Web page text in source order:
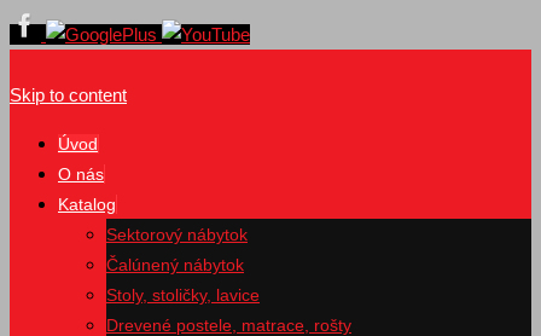
Skip to content
Úvod
O nás
Katalog
Sektorový nábytok
Čalúnený nábytok
Stoly, stoličky, lavice
Drevené postele, matrace, rošty